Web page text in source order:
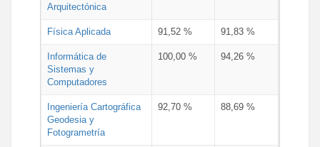
Arquitectónica
Física Aplicada 91,52 % 91,83 %
Informática de
Sistemas y
Computadores
100,00 % 94,26 %
Ingeniería Cartográfica
Geodesia y
Fotogrametría
92,70 % 88,69 %